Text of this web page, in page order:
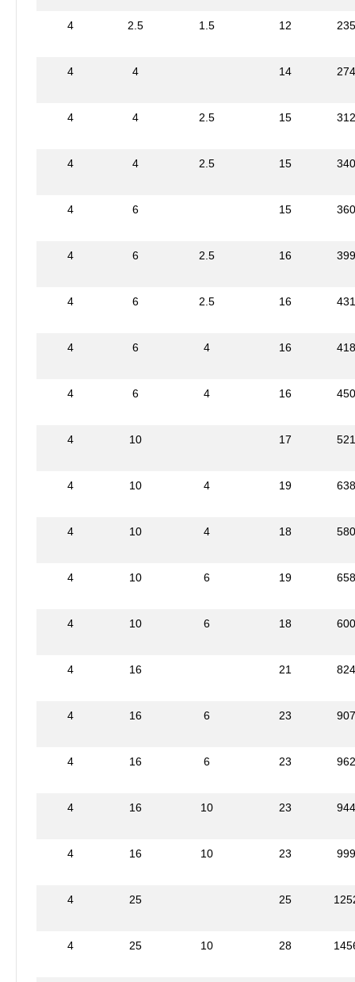
4 2.5 1.5 12 235
4 4 14 274
4 4 2.5 15 312
4 4 2.5 15 340
4 6 15 360
4 6 2.5 16 399
4 6 2.5 16 431
4 6 4 16 418
4 6 4 16 450
4 10 17 521
4 10 4 19 638
4 10 4 18 580
4 10 6 19 658
4 10 6 18 600
4 16 21 824
4 16 6 23 907
4 16 6 23 962
4 16 10 23 944
4 16 10 23 999
4 25 25
4 25 10 28